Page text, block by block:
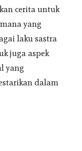
cerita untuk
yang
laku sastra
juga aspek
yang
dalam